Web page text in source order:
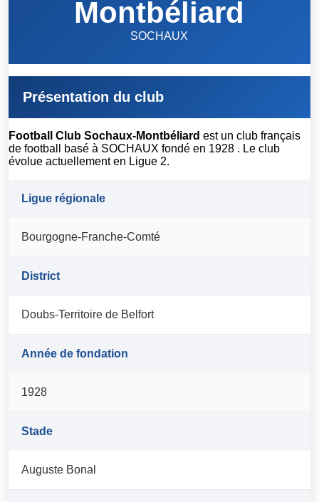
Montbéliard
SOCHAUX
Présentation du club
Football Club Sochaux-Montbéliard est un club français
de football basé à SOCHAUX fondé en 1928 . Le club
évolue actuellement en Ligue 2.
Ligue régionale
Bourgogne-Franche-Comté
District
Doubs-Territoire de Belfort
Année de fondation
1928
Stade
Auguste Bonal